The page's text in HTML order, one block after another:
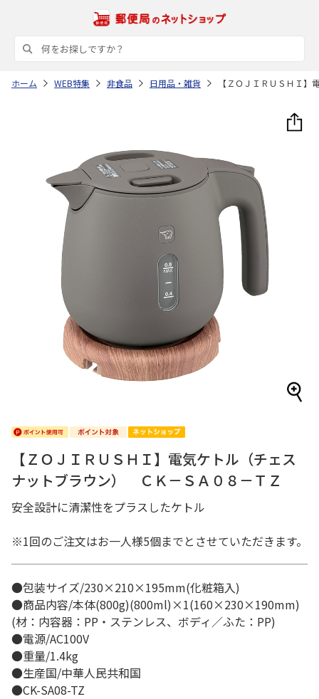
ホーム WEB特集 非食品 日用品・雑貨 【ＺＯＪＩＲＵＳＨＩ
【ＺＯＪＩＲＵＳＨＩ】電気ケトル（チェス
ナットブラウン） ＣＫ－ＳＡ０８－ＴＺ
安全設計に清潔性をプラスしたケトル
※1回のご注文はお一人様5個までとさせていただきます。
●包装サイズ/230×210×195mm(化粧箱入)
●商品内容/本体(800g)(800ml)×1(160×230×190mm)
(材：内容器：PP・ステンレス、ボディ／ふた：PP)
●電源/AC100V
●重量/1.4kg
●生産国/中華人民共和国
●CK-SA08-TZ